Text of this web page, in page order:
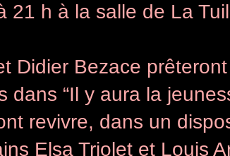
21 h à la salle de La
Didier Bezace
dans “Il y aura la
revivre, dans un
Elsa Triolet et Louis